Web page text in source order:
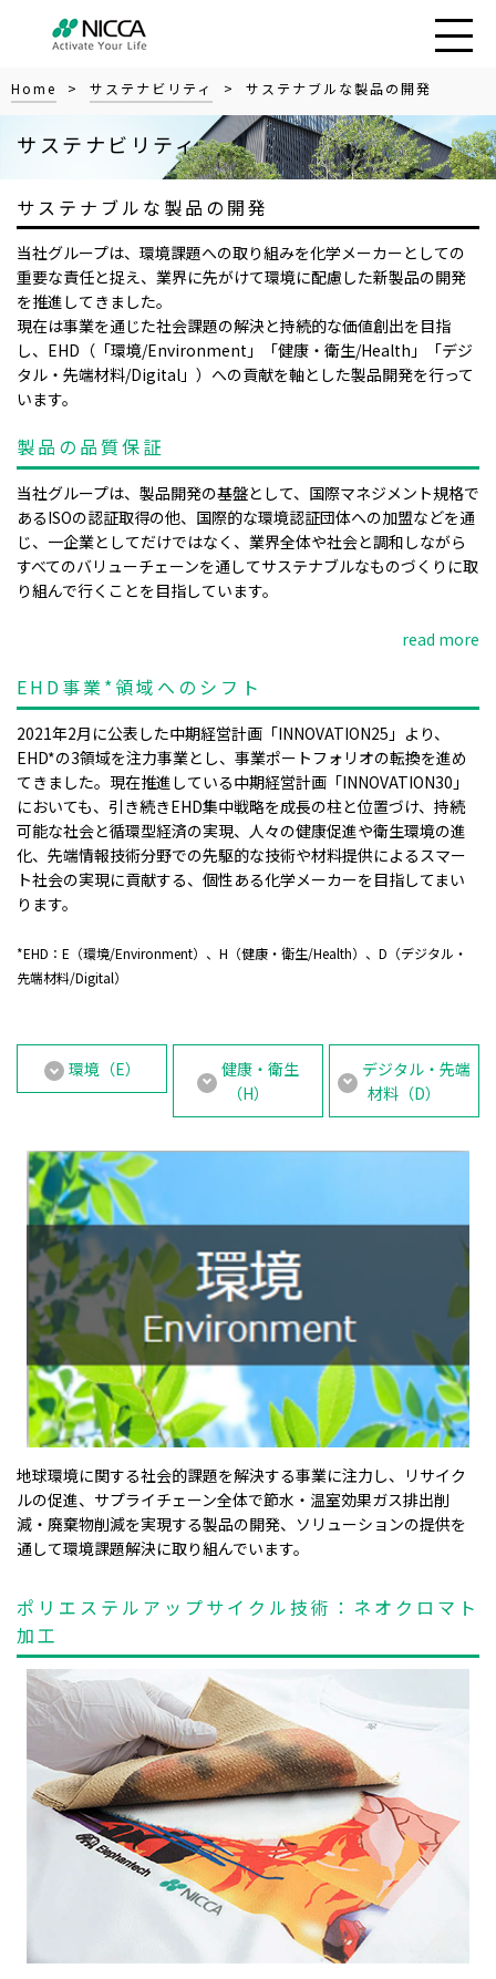
Home > サステナビリティ > サステナブルな製品の開発
サステナビリティ
サステナブルな製品の開発
当社グループは、環境課題への取り組みを化学メーカーとしての
重要な責任と捉え、業界に先がけて環境に配慮した新製品の開発
を推進してきました。
現在は事業を通じた社会課題の解決と持続的な価値創出を目指
し、EHD（「環境/Environment」「健康・衛生/Health」「デジ
タル・先端材料/Digital」）への貢献を軸とした製品開発を行って
います。
製品の品質保証
当社グループは、製品開発の基盤として、国際マネジメント規格で
あるISOの認証取得の他、国際的な環境認証団体への加盟などを通
じ、一企業としてだけではなく、業界全体や社会と調和しながら
すべてのバリューチェーンを通してサステナブルなものづくりに取
り組んで行くことを目指しています。
read more
EHD事業*領域へのシフト
2021年2月に公表した中期経営計画「INNOVATION25」より、
EHD*の3領域を注力事業とし、事業ポートフォリオの転換を進め
てきました。現在推進している中期経営計画「INNOVATION30」
においても、引き続きEHD集中戦略を成長の柱と位置づけ、持続
可能な社会と循環型経済の実現、人々の健康促進や衛生環境の進
化、先端情報技術分野での先駆的な技術や材料提供によるスマー
ト社会の実現に貢献する、個性ある化学メーカーを目指してまい
ります。
*EHD：E（環境/Environment）、H（健康・衛生/Health）、D（デジタル・
先端材料/Digital）
環境（E）
健康・衛生
（H）
デジタル・先端
材料（D）
地球環境に関する社会的課題を解決する事業に注力し、リサイク
ルの促進、サプライチェーン全体で節水・温室効果ガス排出削
減・廃棄物削減を実現する製品の開発、ソリューションの提供を
通して環境課題解決に取り組んでいます。
ポリエステルアップサイクル技術：ネオクロマト
加工